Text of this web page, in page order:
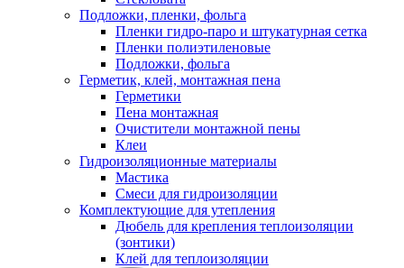
Подложки, пленки, фольга
Пленки гидро-паро и штукатурная сетка
Пленки полиэтиленовые
Подложки, фольга
Герметик, клей, монтажная пена
Герметики
Пена монтажная
Очистители монтажной пены
Клеи
Гидроизоляционные материалы
Мастика
Смеси для гидроизоляции
Комплектующие для утепления
Дюбель для крепления теплоизоляции
(зонтики)
Клей для теплоизоляции